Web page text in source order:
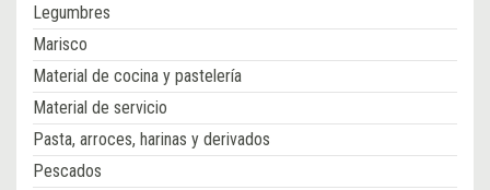
Legumbres
Marisco
Material de cocina y pastelería
Material de servicio
Pasta, arroces, harinas y derivados
Pescados